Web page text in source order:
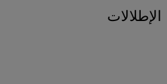
الإطلالات